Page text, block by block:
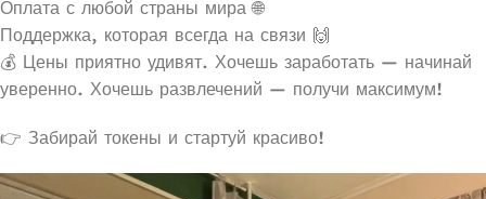
Оплата с любой страны мира 🌐
Поддержка, которая всегда на связи 🙌
💰 Цены приятно удивят. Хочешь заработать — начинай
уверенно. Хочешь развлечений — получи максимум!
👉 Забирай токены и стартуй красиво!